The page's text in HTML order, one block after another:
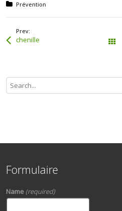
Posted in:
Prévention
Prev:
chenille
Formulaire
Name (required)